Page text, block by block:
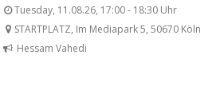
Tuesday, 11.08.26, 17:00 - 18:30 Uhr
STARTPLATZ, Im Mediapark 5, 50670 Köln
Hessam Vahedi